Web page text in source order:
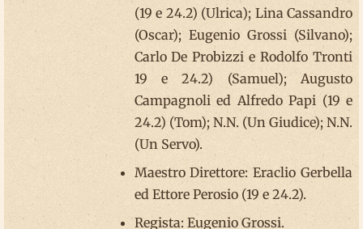
(19 e 24.2) (Ulrica); Lina Cassandro
(Oscar); Eugenio Grossi (Silvano);
Carlo De Probizzi e Rodolfo Tronti
19 e 24.2) (Samuel); Augusto
Campagnoli ed Alfredo Papi (19 e
24.2) (Tom); N.N. (Un Giudice); N.N.
(Un Servo).
Maestro Direttore: Eraclio Gerbella
ed Ettore Perosio (19 e 24.2).
Regista: Eugenio Grossi.